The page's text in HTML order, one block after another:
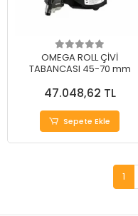
OMEGA ROLL ÇİVİ
TABANCASI 45-70 mm
47.048,62 TL
Sepete Ekle
1